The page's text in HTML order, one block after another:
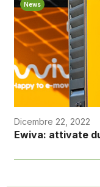
News
Dicembre 22, 2022
Ewiva: attivate